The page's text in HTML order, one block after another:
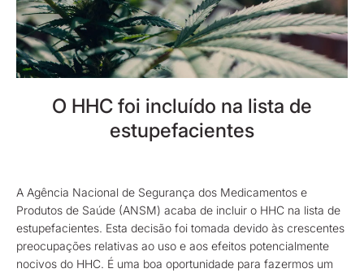
O HHC foi incluído na lista de
estupefacientes
A Agência Nacional de Segurança dos Medicamentos e
Produtos de Saúde (ANSM) acaba de incluir o HHC na lista de
estupefacientes. Esta decisão foi tomada devido às crescentes
preocupações relativas ao uso e aos efeitos potencialmente
nocivos do HHC. É uma boa oportunidade para fazermos um